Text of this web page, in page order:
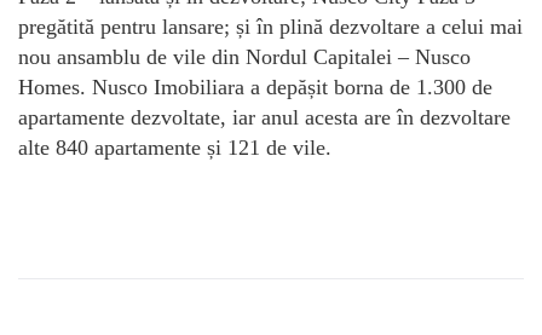
pregătită pentru lansare; și în plină dezvoltare a celui mai
nou ansamblu de vile din Nordul Capitalei – Nusco
Homes. Nusco Imobiliara a depășit borna de 1.300 de
apartamente dezvoltate, iar anul acesta are în dezvoltare
alte 840 apartamente și 121 de vile.